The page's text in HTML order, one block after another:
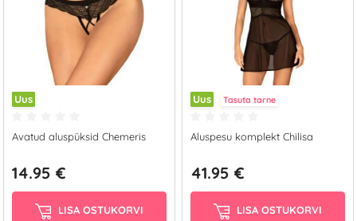
Uus
Avatud aluspüksid Chemeris
14.95 €
LISA OSTUKORVI
Uus Tasuta tarne
Aluspesu komplekt Chilisa
41.95 €
LISA OSTUKORVI